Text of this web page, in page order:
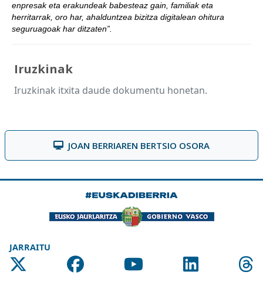
enpresak eta erakundeak babesteaz gain, familiak eta
herritarrak, oro har, ahalduntzea bizitza digitalean ohitura
seguruagoak har ditzaten”.
Iruzkinak
Iruzkinak itxita daude dokumentu honetan.
JOAN BERRIAREN BERTSIO OSORA
JARRAITU